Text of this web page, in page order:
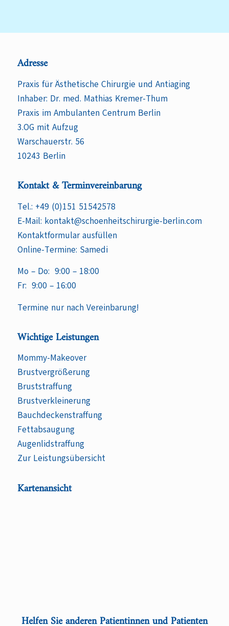
Adresse
Praxis für Ästhetische Chirurgie und Antiaging
Inhaber: Dr. med. Mathias Kremer-Thum
Praxis im Ambulanten Centrum Berlin
3.OG mit Aufzug
Warschauerstr. 56
10243 Berlin
Kontakt & Terminvereinbarung
Tel.: +49 (0)151 51542578
E-Mail: kontakt@schoenheitschirurgie-berlin.com
Kontaktformular ausfüllen
Online-Termine: Samedi
Mo – Do: 9:00 – 18:00
Fr: 9:00 – 16:00
Termine nur nach Vereinbarung!
Wichtige Leistungen
Mommy-Makeover
Brustvergrößerung
Bruststraffung
Brustverkleinerung
Bauchdeckenstraffung
Fettabsaugung
Augenlidstraffung
Zur Leistungsübersicht
Kartenansicht
Helfen Sie anderen Patientinnen und Patienten